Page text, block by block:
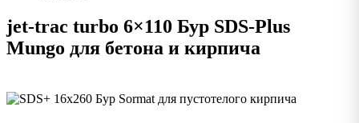
jet-trac turbo 6×110 Бур SDS-Plus
Mungo для бетона и кирпича